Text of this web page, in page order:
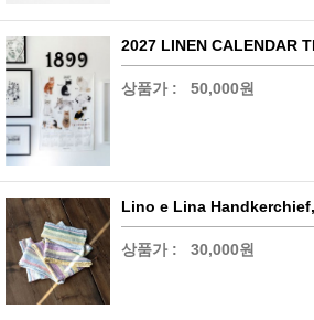
2027 LINEN CALENDAR
상품가 : 50,000원
Lino e Lina
상품가 : 30,000원